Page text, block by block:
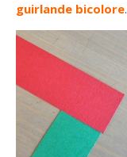
guirlande bicolore.